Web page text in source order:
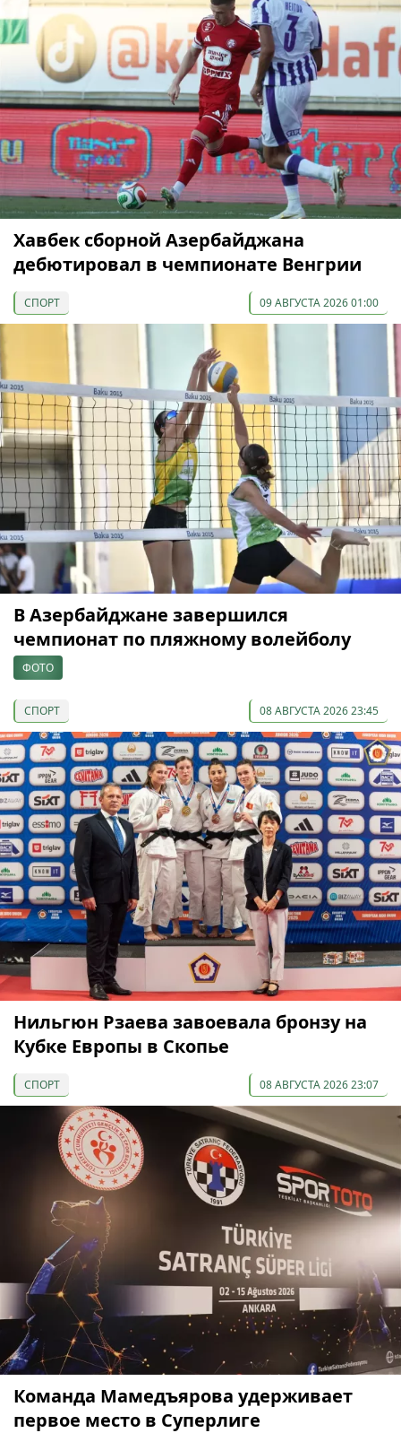
Хавбек сборной Азербайджана
дебютировал в чемпионате Венгрии
СПОРТ 09 АВГУСТА 2026 01:00
В Азербайджане завершился
чемпионат по пляжному волейболу
ФОТО
СПОРТ 08 АВГУСТА 2026 23:45
Нильгюн Рзаева завоевала бронзу на
Кубке Европы в Скопье
СПОРТ 08 АВГУСТА 2026 23:07
Команда Мамедъярова удерживает
первое место в Суперлиге